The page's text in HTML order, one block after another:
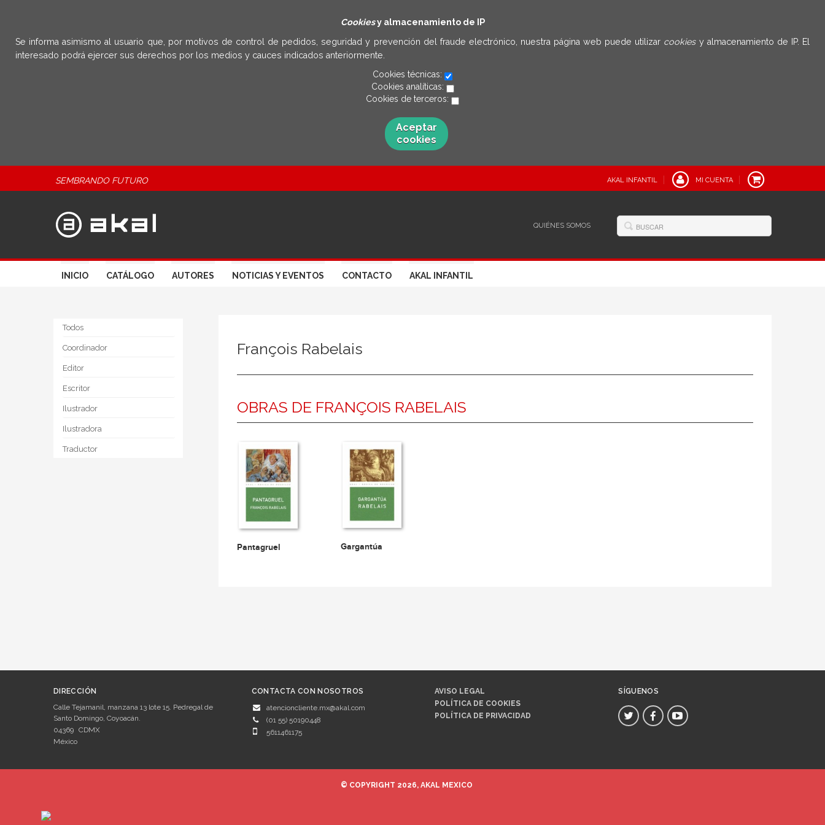
Cookiesy almacenamiento de IP
Se informa asimismo al usuario que, por motivos de control de pedidos, seguridad y prevención del fraude electrónico, nuestra página web puede utilizar cookies y almacenamiento de IP. El
interesado podrá ejercer sus derechos por los medios y cauces indicados anteriormente.
Cookies técnicas:
Cookies analíticas:
Cookies de terceros:
Aceptar
cookies
SEMBRANDO FUTURO AKAL INFANTIL MI CUENTA
QUIÉNES SOMOS
INICIO CATÁLOGO AUTORES NOTICIAS Y EVENTOS CONTACTO AKAL INFANTIL
Todos
Coordinador
Editor
Escritor
Ilustrador
Ilustradora
Traductor
François Rabelais
OBRAS DE FRANÇOIS RABELAIS
Pantagruel Gargantúa
DIRECCIÓN
Calle Tejamanil, manzana 13 lote 15. Pedregal de
Santo Domingo, Coyoacán.
04369 CDMX
México
CONTACTA CON NOSOTROS
atencioncliente.mx@akal.com
(01 55) 50190448
5611461175
AVISO LEGAL
POLÍTICA DE COOKIES
POLÍTICA DE PRIVACIDAD
SÍGUENOS
© COPYRIGHT 2026, AKAL MEXICO